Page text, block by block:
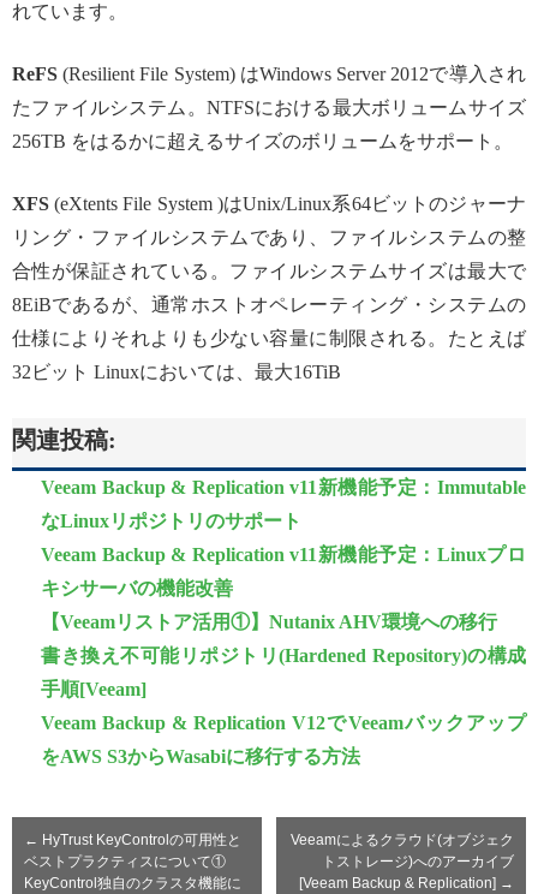
れています。
ReFS(Resilient File System) はWindows Server 2012で導入され
たファイルシステム。NTFSにおける最大ボリュームサイズ
256TB をはるかに超えるサイズのボリュームをサポート。
XFS (eXtents File System )はUnix/Linux系64ビットのジャーナ
リング・ファイルシステムであり、ファイルシステムの整
合性が保証されている。ファイルシステムサイズは最大で
8EiBであるが、通常ホストオペレーティング・システムの
仕様によりそれよりも少ない容量に制限される。たとえば
32ビット Linuxにおいては、最大16TiB
関連投稿:
Veeam Backup & Replication v11新機能予定：Immutable
なLinuxリポジトリのサポート
Veeam Backup & Replication v11新機能予定：Linuxプロ
キシサーバの機能改善
【Veeamリストア活用①】Nutanix AHV環境への移行
書き換え不可能リポジトリ(Hardened Repository)の構成
手順[Veeam]
Veeam Backup & Replication V12でVeeamバックアップ
をAWS S3からWasabiに移行する方法
← HyTrust KeyControlの可用性と
ベストプラクティスについて①
KeyControl独自のクラスタ機能に
Veeamによるクラウド(オブジェク
トストレージ)へのアーカイブ
[Veeam Backup & Replication] →